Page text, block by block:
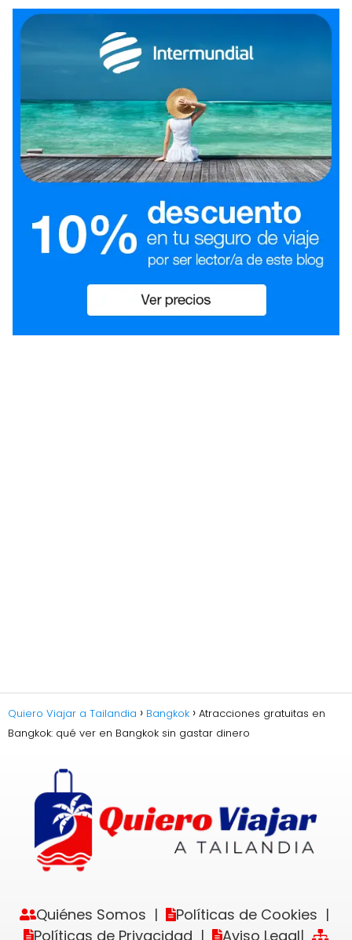
Quiero Viajar a Tailandia Bangkok
Atracciones gratuitas en
Bangkok: qué ver en Bangkok sin gastar dinero
Quiénes Somos | Políticas de Cookies |
Políticas de Privacidad | Aviso Legal|